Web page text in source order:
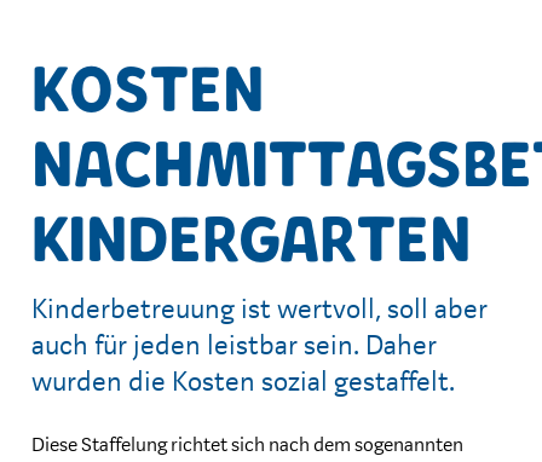
Kosten
Kindergarten
Kinderbetreuung ist wertvoll, soll aber
auch für jeden leistbar sein. Daher
wurden die Kosten sozial gestaffelt.
Diese Staffelung richtet sich nach dem sogenannten